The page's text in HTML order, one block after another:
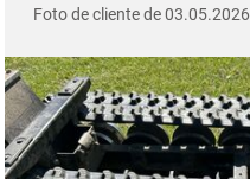
Foto de cliente de 03.05.2026